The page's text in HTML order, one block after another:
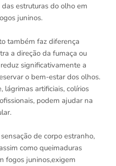
estruturas do olho em
juninos.
também faz diferença
a direção da fumaça ou
significativamente a
o bem-estar dos olhos.
lágrimas artificiais, colírios
podem ajudar na
de corpo estranho,
como queimaduras
fogos juninos,exigem